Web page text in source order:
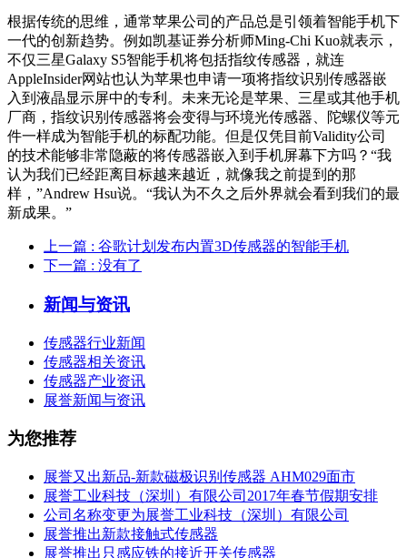
根据传统的思维，通常苹果公司的产品总是引领着智能手机下
一代的创新趋势。例如凯基证券分析师Ming-Chi Kuo就表示，
不仅三星Galaxy S5智能手机将包括指纹传感器，就连
AppleInsider网站也认为苹果也申请一项将指纹识别传感器嵌
入到液晶显示屏中的专利。未来无论是苹果、三星或其他手机
厂商，指纹识别传感器将会变得与环境光传感器、陀螺仪等元
件一样成为智能手机的标配功能。但是仅凭目前Validity公司
的技术能够非常隐蔽的将传感器嵌入到手机屏幕下方吗？“我
认为我们已经距离目标越来越近，就像我之前提到的那
样，”Andrew Hsu说。“我认为不久之后外界就会看到我们的最
新成果。”
上一篇 : 谷歌计划发布内置3D传感器的智能手机
下一篇 : 没有了
新闻与资讯
传感器行业新闻
传感器相关资讯
传感器产业资讯
展誉新闻与资讯
为您推荐
展誉又出新品-新款磁极识别传感器 AHM029面市
展誉工业科技（深圳）有限公司2017年春节假期安排
公司名称变更为展誉工业科技（深圳）有限公司
展誉推出新款接触式传感器
展誉推出只感应铁的接近开关传感器